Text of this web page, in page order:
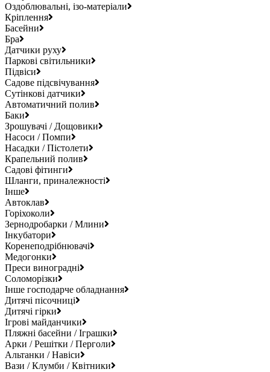
Оздоблювальні, ізо-матеріали
Кріплення
Басейни
Бра
Датчики руху
Паркові світильники
Підвіси
Садове підсвічування
Сутінкові датчики
Автоматичний полив
Баки
Зрошувачі / Дощовики
Насоси / Помпи
Насадки / Пістолети
Крапельний полив
Садові фітинги
Шланги, приналежності
Інше
Автоклав
Горіхоколи
Зернодробарки / Млини
Інкубатори
Коренеподрібнювачі
Медогонки
Преси виноградні
Соломорізки
Інше господарче обладнання
Дитячі пісочниці
Дитячі гірки
Ігрові майданчики
Пляжні басейни / Іграшки
Арки / Решітки / Перголи
Альтанки / Навіси
Вази / Клумби / Квітники